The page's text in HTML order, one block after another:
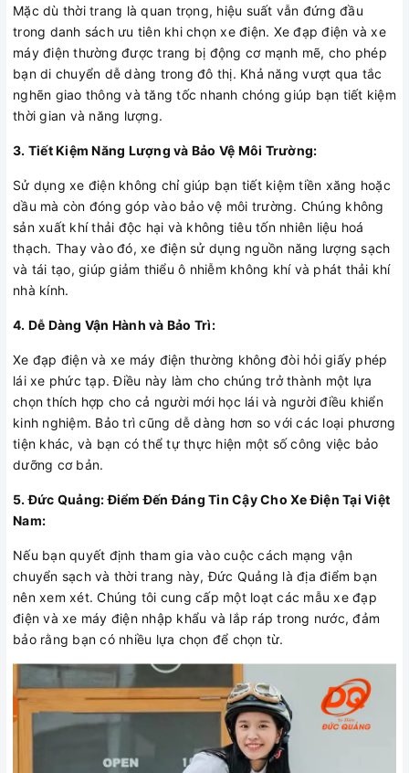
Mặc dù thời trang là quan trọng, hiệu suất vẫn đứng đầu
trong danh sách ưu tiên khi chọn xe điện. Xe đạp điện và xe
máy điện thường được trang bị động cơ mạnh mẽ, cho phép
bạn di chuyển dễ dàng trong đô thị. Khả năng vượt qua tắc
nghẽn giao thông và tăng tốc nhanh chóng giúp bạn tiết kiệm
thời gian và năng lượng.
3. Tiết Kiệm Năng Lượng và Bảo Vệ Môi Trường:
Sử dụng xe điện không chỉ giúp bạn tiết kiệm tiền xăng hoặc
dầu mà còn đóng góp vào bảo vệ môi trường. Chúng không
sản xuất khí thải độc hại và không tiêu tốn nhiên liệu hoá
thạch. Thay vào đó, xe điện sử dụng nguồn năng lượng sạch
và tái tạo, giúp giảm thiểu ô nhiễm không khí và phát thải khí
nhà kính.
4. Dễ Dàng Vận Hành và Bảo Trì:
Xe đạp điện và xe máy điện thường không đòi hỏi giấy phép
lái xe phức tạp. Điều này làm cho chúng trở thành một lựa
chọn thích hợp cho cả người mới học lái và người điều khiển
kinh nghiệm. Bảo trì cũng dễ dàng hơn so với các loại phương
tiện khác, và bạn có thể tự thực hiện một số công việc bảo
dưỡng cơ bản.
5. Đức Quảng: Điểm Đến Đáng Tin Cậy Cho Xe Điện Tại Việt
Nam:
Nếu bạn quyết định tham gia vào cuộc cách mạng vận
chuyển sạch và thời trang này, Đức Quảng là địa điểm bạn
nên xem xét. Chúng tôi cung cấp một loạt các mẫu xe đạp
điện và xe máy điện nhập khẩu và lắp ráp trong nước, đảm
bảo rằng bạn có nhiều lựa chọn để chọn từ.